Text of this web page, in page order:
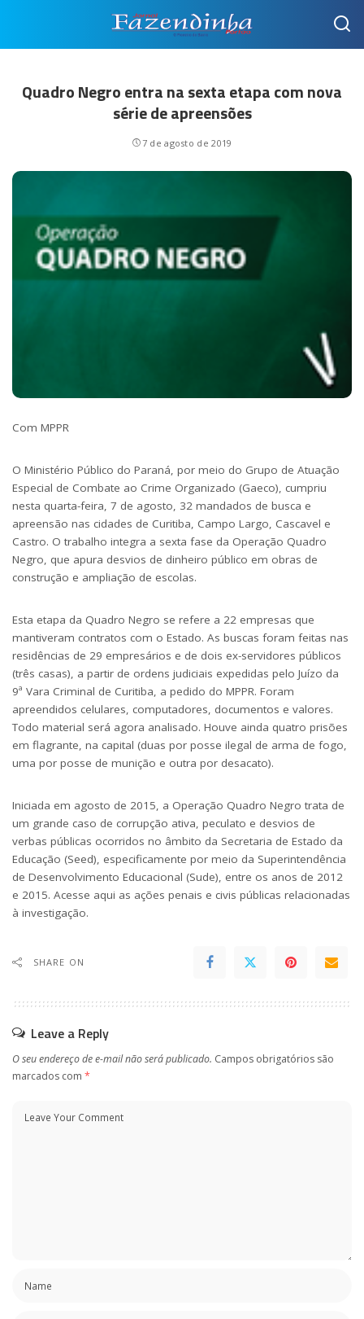
Quadro Negro entra na sexta etapa com nova
série de apreensões
7 de agosto de 2019
Com MPPR
O Ministério Público do Paraná, por meio do Grupo de Atuação
Especial de Combate ao Crime Organizado (Gaeco), cumpriu
nesta quarta-feira, 7 de agosto, 32 mandados de busca e
apreensão nas cidades de Curitiba, Campo Largo, Cascavel e
Castro. O trabalho integra a sexta fase da Operação Quadro
Negro, que apura desvios de dinheiro público em obras de
construção e ampliação de escolas.
Esta etapa da Quadro Negro se refere a 22 empresas que
mantiveram contratos com o Estado. As buscas foram feitas nas
residências de 29 empresários e de dois ex-servidores públicos
(três casas), a partir de ordens judiciais expedidas pelo Juízo da
9ª Vara Criminal de Curitiba, a pedido do MPPR. Foram
apreendidos celulares, computadores, documentos e valores.
Todo material será agora analisado. Houve ainda quatro prisões
em flagrante, na capital (duas por posse ilegal de arma de fogo,
uma por posse de munição e outra por desacato).
Iniciada em agosto de 2015, a Operação Quadro Negro trata de
um grande caso de corrupção ativa, peculato e desvios de
verbas públicas ocorridos no âmbito da Secretaria de Estado da
Educação (Seed), especificamente por meio da Superintendência
de Desenvolvimento Educacional (Sude), entre os anos de 2012
e 2015. Acesse aqui as ações penais e civis públicas relacionadas
à investigação.
SHARE ON
Leave a Reply
O seu endereço de e-mail não será publicado. Campos obrigatórios são
marcados com *